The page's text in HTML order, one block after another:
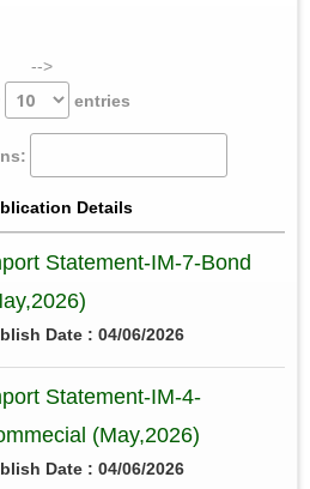
-->
entries
Details
Statement-IM-7-Bond
Date : 04/06/2026
Statement-IM-4-
(May,2026)
Date : 04/06/2026